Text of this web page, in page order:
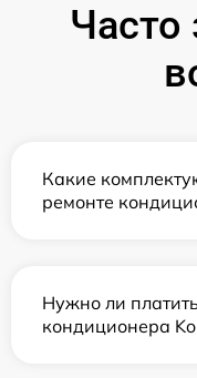
Какие
ремонте
Нужно ли
кондиционера